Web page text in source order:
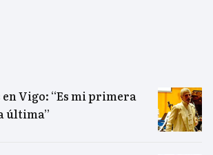
Vigo: “Es mi primera
última”